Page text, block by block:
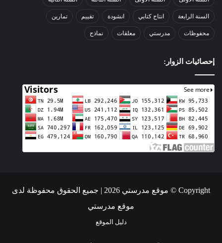
السنة الرابعة انتاج كتابي انشودة تقييم تمارين
محفوظات مدرستي معلقات نماذج
إحصائيات الزوار:
Copyright © موقع مدرستي 2026 | جميع الحقوق محفوظة لدى
موقع مدرستي
دليل الموقع